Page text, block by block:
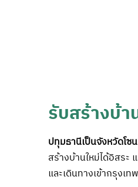
รับสร้างบ้
ปทุมธานีเป็นจังหวัดโซ
สร้างบ้านใหม่ได้อิสระ
และเดินทางเข้ากรุงเท